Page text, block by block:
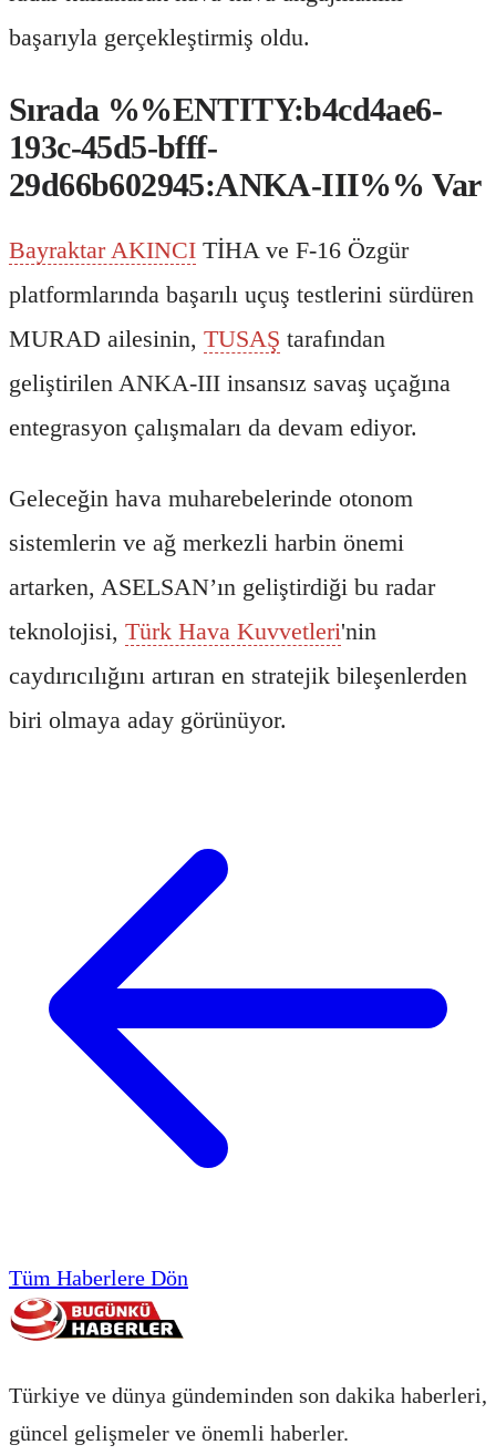
başarıyla gerçekleştirmiş oldu.
Sırada %%ENTITY:b4cd4ae6-
193c-45d5-bfff-
29d66b602945:ANKA-III%% Var
Bayraktar AKINCI TİHA ve F-16 Özgür
platformlarında başarılı uçuş testlerini sürdüren
MURAD ailesinin, TUSAŞ tarafından
geliştirilen ANKA-III insansız savaş uçağına
entegrasyon çalışmaları da devam ediyor.
Geleceğin hava muharebelerinde otonom
sistemlerin ve ağ merkezli harbin önemi
artarken, ASELSAN’ın geliştirdiği bu radar
teknolojisi, Türk Hava Kuvvetleri'nin
caydırıcılığını artıran en stratejik bileşenlerden
biri olmaya aday görünüyor.
Tüm Haberlere Dön
Türkiye ve dünya gündeminden son dakika haberleri,
güncel gelişmeler ve önemli haberler.